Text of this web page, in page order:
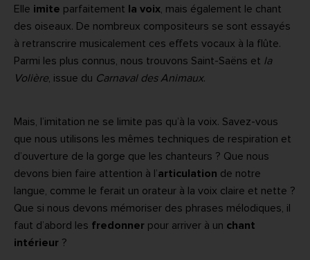
Elle imite parfaitement la voix, mais également le chant
des oiseaux. De nombreux compositeurs se sont essayés
à retranscrire musicalement ces effets vocaux à la flûte.
Parmi les plus connus, nous trouvons Saint-Saëns et la
Volière, issue du Carnaval des Animaux.
Mais, l’imitation ne se limite pas qu’à la voix. Savez-vous
que nous utilisons les mêmes techniques de respiration et
d’ouverture de la gorge que les chanteurs ? Que nous
devons bien faire attention à l’articulation de notre
langue, comme le ferait un orateur à la voix claire et nette ?
Que si nous devons mémoriser des phrases mélodiques, il
faut d’abord les fredonner pour arriver à un chant
intérieur ?